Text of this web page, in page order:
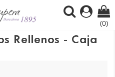
(0)
Rellenos - Caja